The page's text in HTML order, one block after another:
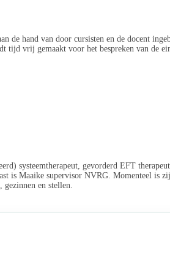
de hand van door cursisten en de docent
tijd vrij gemaakt voor het bespreken van de
systeemtherapeut, gevorderd EFT
is Maaike supervisor NVRG. Momenteel
en stellen.